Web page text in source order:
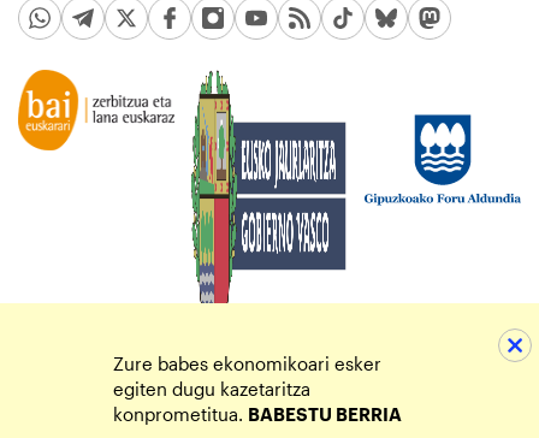
Zure babes ekonomikoari esker
egiten dugu kazetaritza
konprometitua. BABESTU BERRIA